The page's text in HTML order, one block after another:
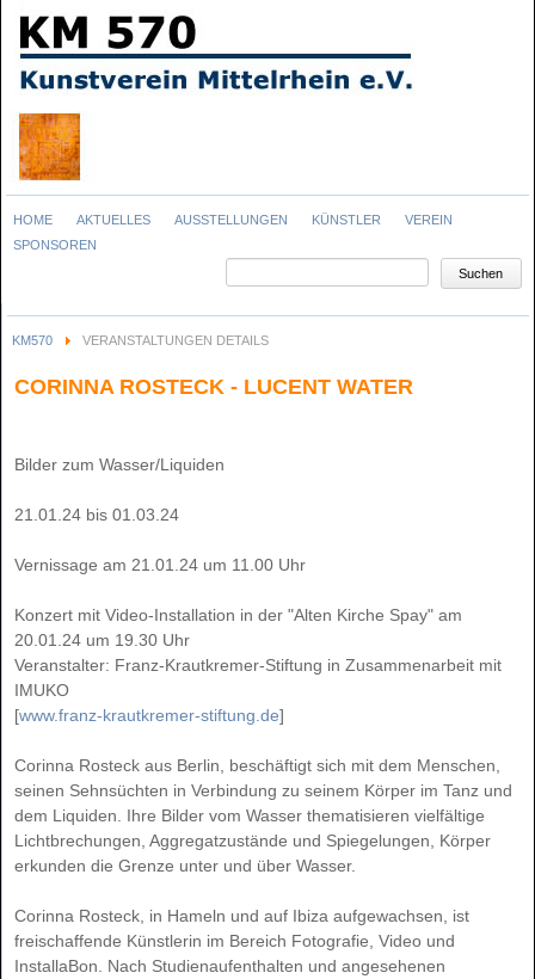
Navigation
überspringen
HOME AKTUELLES AUSSTELLUNGEN KÜNSTLER
VEREIN
SPONSOREN
Suchen
KM570 VERANSTALTUNGEN DETAILS
CORINNA ROSTECK - LUCENT WATER
Bilder zum Wasser/Liquiden
21.01.24 bis 01.03.24
Vernissage am 21.01.24 um 11.00 Uhr
Konzert mit Video-Installation in der "Alten Kirche Spay" am
20.01.24 um 19.30 Uhr
Veranstalter: Franz-Krautkremer-Stiftung in Zusammenarbeit mit
IMUKO
[www.franz-krautkremer-stiftung.de]
Corinna Rosteck aus Berlin, beschäftigt sich mit dem Menschen,
seinen Sehnsüchten in Verbindung zu seinem Körper im Tanz und
dem Liquiden. Ihre Bilder vom Wasser thematisieren vielfältige
Lichtbrechungen, Aggregatzustände und Spiegelungen, Körper
erkunden die Grenze unter und über Wasser.
Corinna Rosteck, in Hameln und auf Ibiza aufgewachsen, ist
freischaffende Künstlerin im Bereich Fotografie, Video und
InstallaBon. Nach Studienaufenthalten und angesehenen